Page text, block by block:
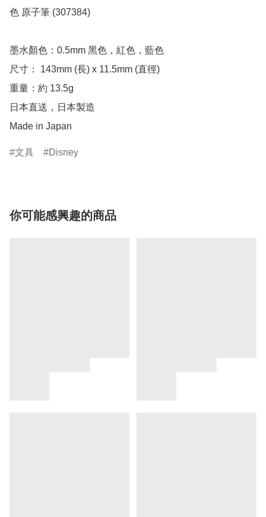
色 原子筆 (307384)
墨水顏色：0.5mm 黑色，紅色，藍色
尺寸： 143mm (長) x 11.5mm (直徑)
重量：約 13.5g
日本直送，日本製造
Made in Japan
文具 Disney
你可能感興趣的商品